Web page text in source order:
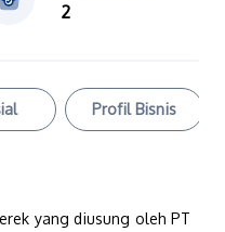
2
Profil Bisnis
yang diusung oleh PT